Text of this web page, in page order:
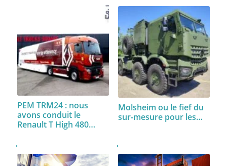
PEM TRM24 : nous
avons conduit le
Renault T High 480…
Molsheim ou le fief du
sur-mesure pour les…